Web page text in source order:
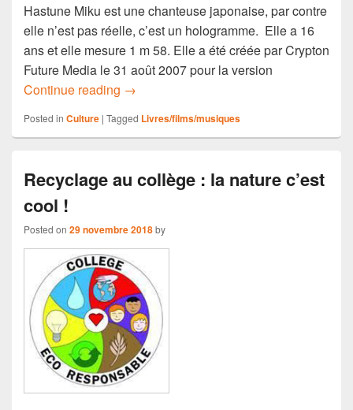
Hastune Miku est une chanteuse japonaise, par contre
elle n’est pas réelle, c’est un hologramme. Elle a 16
ans et elle mesure 1 m 58. Elle a été créée par Crypton
Future Media le 31 août 2007 pour la version
Continue reading La vie et les concerts Hatsune Miku
→
Posted in Culture | Tagged Livres/films/musiques
Recyclage au collège : la nature c’est
cool !
Posted on 29 novembre 2018by